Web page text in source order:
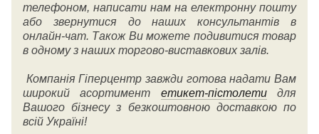
телефоном, написати нам на електронну пошту
або звернутися до наших консультантів в
онлайн-чат. Також Ви можете подивитися товар
в одному з наших торгово-виставкових залів.
Компанія Гіперцентр завжди готова надати Вам
широкий асортимент етикет-пістолетидля
Вашого бізнесу з безкоштовною доставкою по
всій Україні!